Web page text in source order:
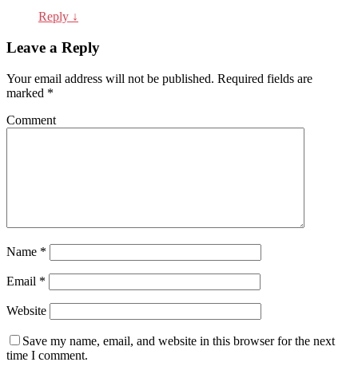
Reply ↓
Leave a Reply
Your email address will not be published. Required fields are
marked *
Comment
Name *
Email *
Website
Save my name, email, and website in this browser for the next
time I comment.